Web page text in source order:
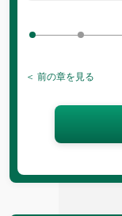
＜ 前の章を見る